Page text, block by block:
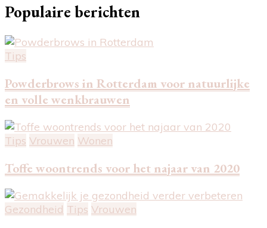
Populaire berichten
Tips
Powderbrows in Rotterdam voor natuurlijke
en volle wenkbrauwen
Tips Vrouwen Wonen
Toffe woontrends voor het najaar van 2020
Gezondheid Tips Vrouwen